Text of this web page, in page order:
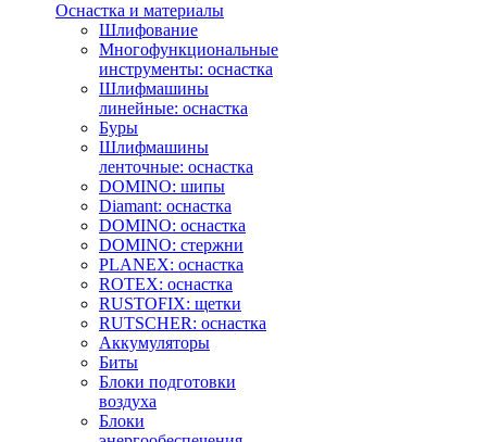
Оснастка и материалы
Шлифование
Многофункциональные
инструменты: оснастка
Шлифмашины
линейные: оснастка
Буры
Шлифмашины
ленточные: оснастка
DOMINO: шипы
Diamant: оснастка
DOMINO: оснастка
DOMINO: стержни
PLANEX: оснастка
ROTEX: оснастка
RUSTOFIX: щетки
RUTSCHER: оснастка
Аккумуляторы
Биты
Блоки подготовки
воздуха
Блоки